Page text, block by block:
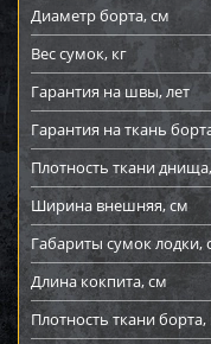
Диаметр борта, см
Вес сумок, кг
Гарантия на швы, лет
Гарантия на ткань
Плотность ткани
Ширина внешняя, см
Габариты сумок лодки,
Длина кокпита, см
Плотность ткани борта,